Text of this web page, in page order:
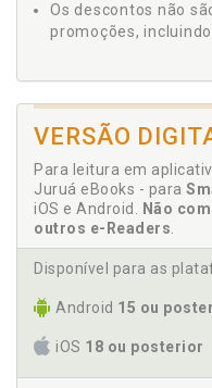
Os descontos não
promoções, incluindo
VERSÃO
Para leitura em
Juruá eBooks - para
iOS e Android.
Não
outros e-Readers
Disponível para as
Android 15 ou
iOS 18 ou posterior